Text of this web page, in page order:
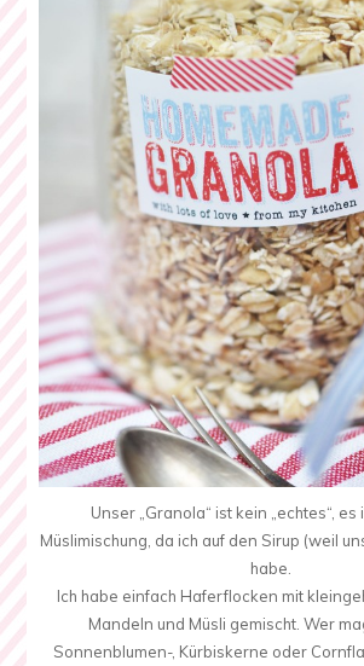
Unser „Granola“ ist kein „echtes“,
Müslimischung, da ich auf den Sirup (weil
habe.
Ich habe einfach Haferflocken mit
Mandeln und Müsli gemischt. Wer
Sonnenblumen-, Kürbiskerne oder